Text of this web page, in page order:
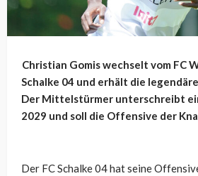
Christian Gomis wechselt vom FC
Schalke 04 und erhält die
Der Mittelstürmer unterschreibt
2029 und soll die Offensive der
Der FC Schalke 04 hat seine